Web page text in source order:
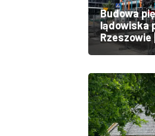
Budowa
lądowiska